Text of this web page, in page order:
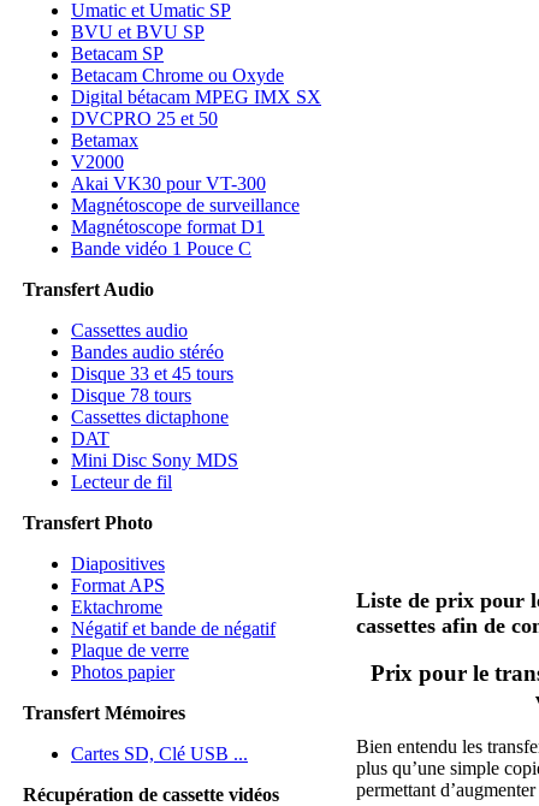
Liste de prix pour
cassettes afin de
Prix pour le
Bien entendu les
plus qu’une simple
permettant
Umatic et Umatic SP
BVU et BVU SP
Betacam SP
Betacam Chrome ou Oxyde
Digital bétacam MPEG IMX SX
DVCPRO 25 et 50
Betamax
V2000
Akai VK30 pour VT-300
Magnétoscope de surveillance
Magnétoscope format D1
Bande vidéo 1 Pouce C
Transfert Audio
Cassettes audio
Bandes audio stéréo
Disque 33 et 45 tours
Disque 78 tours
Cassettes dictaphone
DAT
Mini Disc Sony MDS
Lecteur de fil
Transfert Photo
Diapositives
Format APS
Ektachrome
Négatif et bande de négatif
Plaque de verre
Photos papier
Transfert Mémoires
Cartes SD, Clé USB ...
Récupération de cassette vidéos